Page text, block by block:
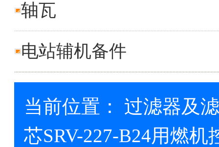
轴瓦
电站辅机备件
当前位置： 过滤器及
芯SRV-227-B24用燃